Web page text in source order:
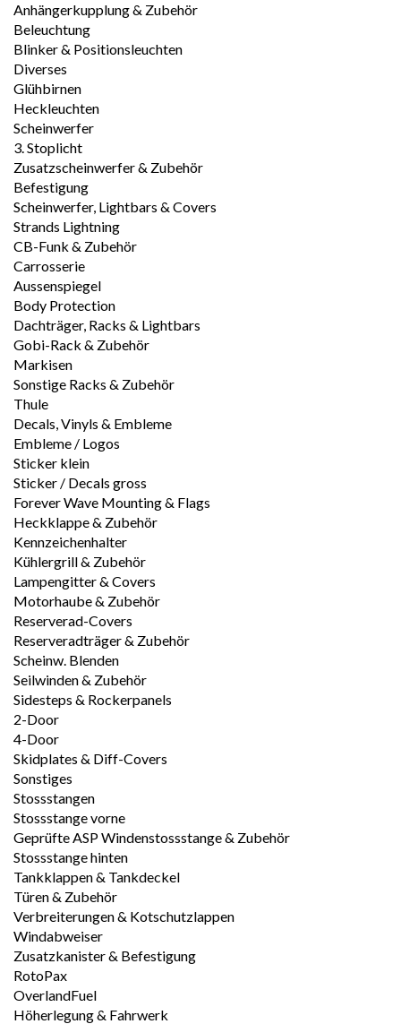
Anhängerkupplung & Zubehör
Beleuchtung
Blinker & Positionsleuchten
Diverses
Glühbirnen
Heckleuchten
Scheinwerfer
3. Stoplicht
Zusatzscheinwerfer & Zubehör
Befestigung
Scheinwerfer, Lightbars & Covers
Strands Lightning
CB-Funk & Zubehör
Carrosserie
Aussenspiegel
Body Protection
Dachträger, Racks & Lightbars
Gobi-Rack & Zubehör
Markisen
Sonstige Racks & Zubehör
Thule
Decals, Vinyls & Embleme
Embleme / Logos
Sticker klein
Sticker / Decals gross
Forever Wave Mounting & Flags
Heckklappe & Zubehör
Kennzeichenhalter
Kühlergrill & Zubehör
Lampengitter & Covers
Motorhaube & Zubehör
Reserverad-Covers
Reserveradträger & Zubehör
Scheinw. Blenden
Seilwinden & Zubehör
Sidesteps & Rockerpanels
2-Door
4-Door
Skidplates & Diff-Covers
Sonstiges
Stossstangen
Stossstange vorne
Geprüfte ASP Windenstossstange & Zubehör
Stossstange hinten
Tankklappen & Tankdeckel
Türen & Zubehör
Verbreiterungen & Kotschutzlappen
Windabweiser
Zusatzkanister & Befestigung
RotoPax
OverlandFuel
Höherlegung & Fahrwerk